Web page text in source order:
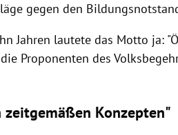
gegen den
Jahren lautete das Motto ja:
Proponenten des
zeitgemäßen Konzepten"